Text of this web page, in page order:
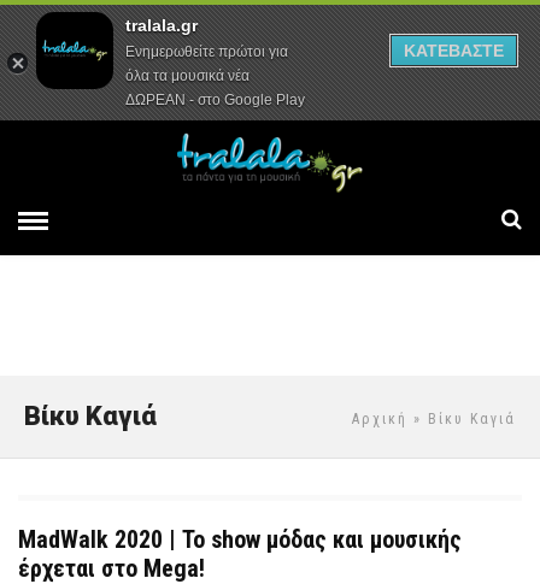
Αρχική Συνεντεύξεις Ρεπορτάζ
Αρχική » Βίκυ Καγιά
Βίκυ Καγιά
MadWalk 2020 | Το show μόδας και μουσικής
έρχεται στο Mega!
tralala.gr
Ενημερωθείτε πρώτοι για
όλα τα μουσικά νέα
ΔΩΡΕΑΝ - στο Google Play
ΚΑΤΕΒΑΣΤΕ